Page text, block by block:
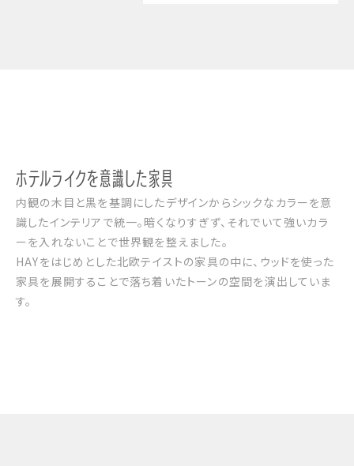
ホテルライクを意識した家具
内観の木目と黒を基調にしたデザインからシックなカラーを意
識したインテリアで統一。暗くなりすぎず、それでいて強いカラ
ーを入れないことで世界観を整えました。
HAYをはじめとした北欧テイストの家具の中に、ウッドを使った
家具を展開することで落ち着いたトーンの空間を演出していま
す。